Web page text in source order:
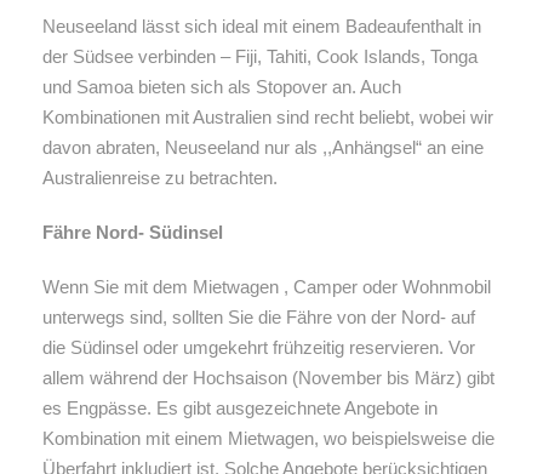
Neuseeland lässt sich ideal mit einem Badeaufenthalt in
der Südsee verbinden – Fiji, Tahiti, Cook Islands, Tonga
und Samoa bieten sich als Stopover an. Auch
Kombinationen mit Australien sind recht beliebt, wobei wir
davon abraten, Neuseeland nur als ,,Anhängsel“ an eine
Australienreise zu betrachten.
Fähre Nord- Südinsel
Wenn Sie mit dem Mietwagen , Camper oder Wohnmobil
unterwegs sind, sollten Sie die Fähre von der Nord- auf
die Südinsel oder umgekehrt frühzeitig reservieren. Vor
allem während der Hochsaison (November bis März) gibt
es Engpässe. Es gibt ausgezeichnete Angebote in
Kombination mit einem Mietwagen, wo beispielsweise die
Überfahrt inkludiert ist. Solche Angebote berücksichtigen